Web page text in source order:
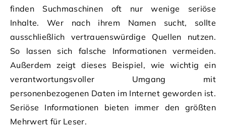
finden Suchmaschinen oft nur wenige seriöse
Inhalte. Wer nach ihrem Namen sucht, sollte
ausschließlich vertrauenswürdige Quellen nutzen.
So lassen sich falsche Informationen vermeiden.
Außerdem zeigt dieses Beispiel, wie wichtig ein
verantwortungsvoller Umgang mit
personenbezogenen Daten im Internet geworden ist.
Seriöse Informationen bieten immer den größten
Mehrwert für Leser.